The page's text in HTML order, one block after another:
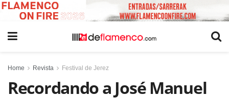
Home Revista Festival de Jerez
Recordando a José Manuel